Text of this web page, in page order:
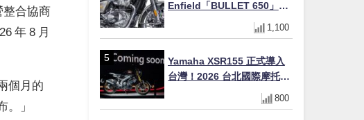
整合協商
年 8 月
個月的
。」
Enfield「BULLET 650」8
月27日日本發售（98萬日圓
～）！648cc空冷並列雙缸×
色
1,100
Yamaha XSR155 正式導入
台灣！2026 台北國際摩托車
展亮相，70 週年紀念版
YZF-R 系列限量追加販售
800